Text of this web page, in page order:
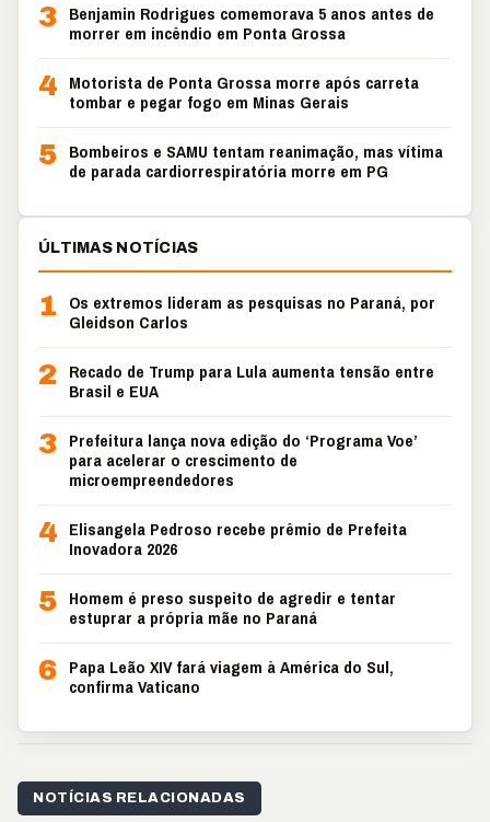
3 Benjamin Rodrigues comemorava 5 anos antes de
morrer em incêndio em Ponta Grossa
4 Motorista de Ponta Grossa morre após carreta
tombar e pegar fogo em Minas Gerais
5 Bombeiros e SAMU tentam reanimação, mas vítima
de parada cardiorrespiratória morre em PG
ÚLTIMAS NOTÍCIAS
1
Os extremos lideram as pesquisas no Paraná, por
Gleidson Carlos
2
Recado de Trump para Lula aumenta tensão entre
Brasil e EUA
3 Prefeitura lança nova edição do ‘Programa Voe’
para acelerar o crescimento de
microempreendedores
4 Elisangela Pedroso recebe prêmio de Prefeita
Inovadora 2026
5 Homem é preso suspeito de agredir e tentar
estuprar a própria mãe no Paraná
6 Papa Leão XIV fará viagem à América do Sul,
confirma Vaticano
NOTÍCIAS RELACIONADAS